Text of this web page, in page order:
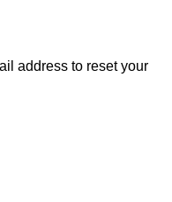
address to reset your